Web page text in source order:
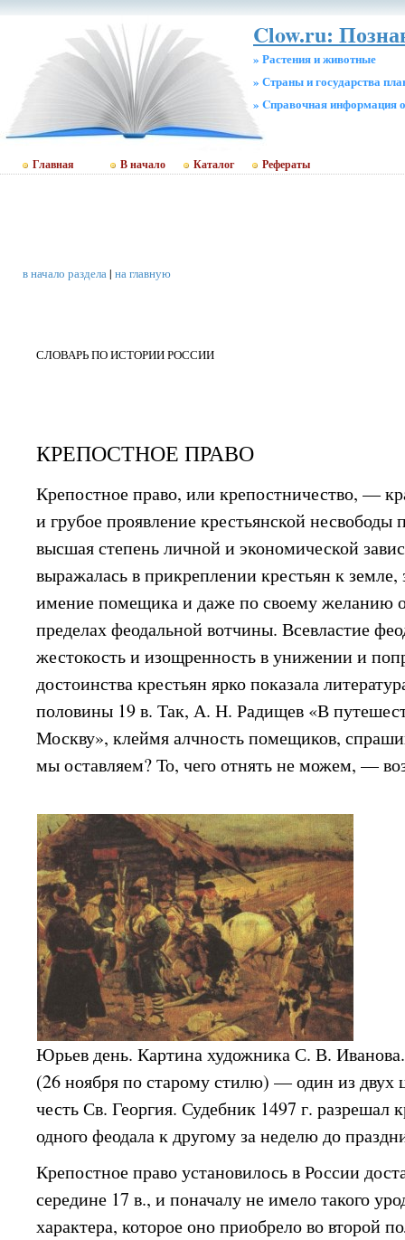
Clow.ru:
» Растения и животные
» Страны и государства
» Cправочная информация
Главная В начало Каталог Рефераты
в начало раздела| на главную
СЛОВАРЬ ПО ИСТОРИИ РОССИИ
КРЕПОСТНОЕ ПРАВО
Крепостное право, или крепостничество, —
и грубое проявление крестьянской
высшая степень личной и экономической
выражалась в прикреплении крестьян к земле,
имение помещика и даже по своему желанию
пределах феодальной вотчины. Всевластие
жестокость и изощренность в унижении и
достоинства крестьян ярко показала
половины 19 в. Так, А. Н. Радищев «В
Москву», клеймя алчность помещиков,
мы оставляем? То, чего отнять не можем, —
Юрьев день. Картина художника С. В.
(26 ноября по старому стилю) — один из двух
честь Св. Георгия. Судебник 1497 г. разрешал
одного феодала к другому за неделю до
Крепостное право установилось в России
середине 17 в., и поначалу не имело такого
характера, которое оно приобрело во второй